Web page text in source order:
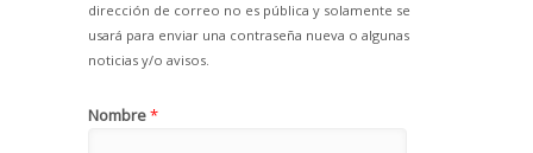
dirección de correo no es pública y solamente se
usará para enviar una contraseña nueva o algunas
noticias y/o avisos.
Nombre*